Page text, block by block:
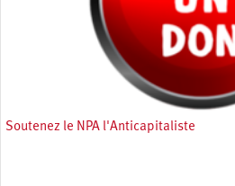
Soutenez le NPA l'Anticapitaliste